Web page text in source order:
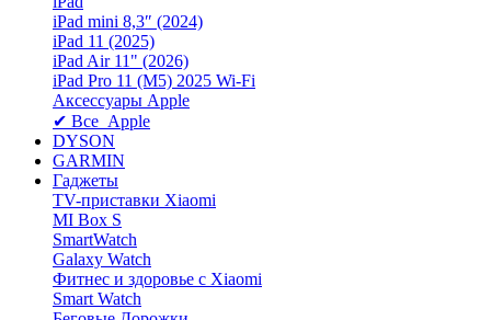
iPad mini 8,3″ (2024)
iPad 11 (2025)
iPad Air 11" (2026)
iPad Pro 11 (M5) 2025 Wi-Fi
Аксессуары Apple
✔ Все Apple
DYSON
GARMIN
Гаджеты
TV-приставки Xiaomi
MI Box S
SmartWatch
Galaxy Watch
Фитнес и здоровье с Xiaomi
Smart Watch